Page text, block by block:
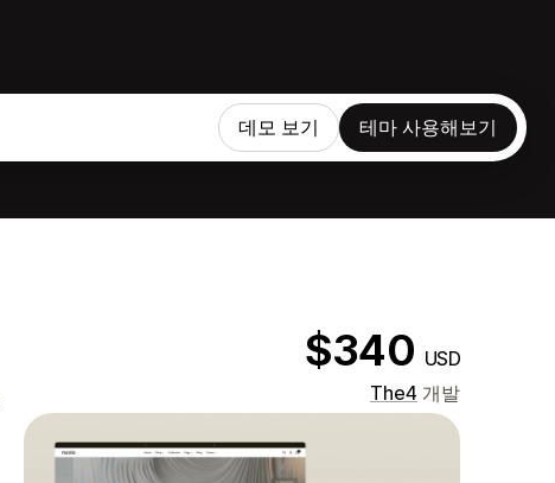
데모 보기 테마 사용해보기
$340 USD
The4 개발